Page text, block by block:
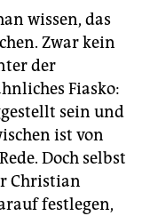
wissen, das
Zwar kein
der
Fiasko:
sein und
ist von
Doch selbst
Christian
festlegen,